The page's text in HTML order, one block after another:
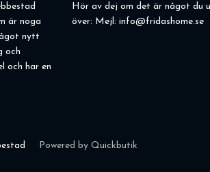
är noga
nytt
och
och har en
Hör av dej om det är något du
över: Mejl: info@fridashome.se
Powered by Quickbutik